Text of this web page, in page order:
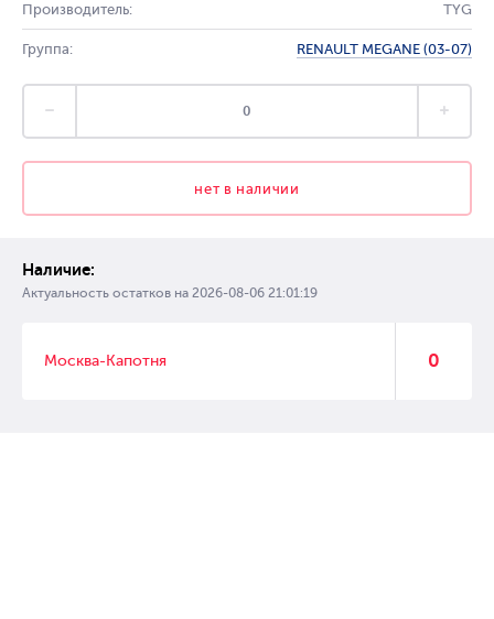
Производитель: TYG
Группа: RENAULT MEGANE (03-07)
нет в наличии
Наличие:
Актуальность остатков на 2026-08-06 21:01:19
Москва-Капотня 0